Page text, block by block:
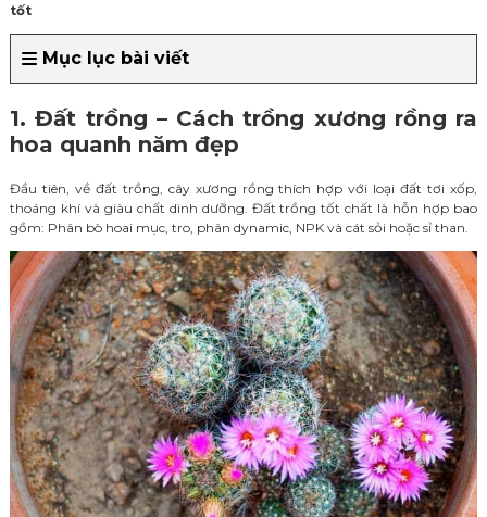
tốt
Mục lục bài viết
1. Đất trồng – Cách trồng xương rồng ra
hoa quanh năm đẹp
Đầu tiên, về đất trồng, cây xương rồng thích hợp với loại đất tơi xốp,
thoáng khí và giàu chất dinh dưỡng. Đất trồng tốt chất là hỗn hợp bao
gồm: Phân bò hoai mục, tro, phân dynamic, NPK và cát sỏi hoặc sỉ than.